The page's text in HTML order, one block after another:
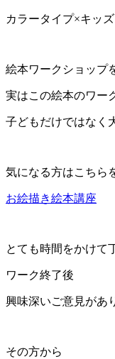
カラータイプ×キッ
絵本ワークショップ
実はこの絵本のワー
子どもだけではなく
気になる方はこちら
お絵描き絵本講座
とても時間をかけて
ワーク終了後
興味深いご意見があ
その方から